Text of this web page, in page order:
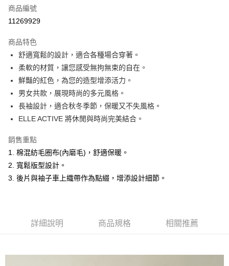
超商取貨付款
Apple Pay
悠遊付
ATM付款
運送方式
每筆NT$60，滿NT$1,500(含以上)免運費
付款後全家取貨
每筆NT$60，滿NT$1,500(含以上)免運費
商品編號
11269929
商品特色
舒適寬鬆的設計，適合各種場合穿著。
柔軟的材質，讓您感受無拘無束的自在。
鮮豔的紅色，為您的造型增添活力。
男女共款，展現時尚的多元風格。
長袖設計，適合秋冬季節，保暖又不失風格。
ELLE ACTIVE 將休閒與時尚完美結合。
銷售重點
1. 棉混紡毛圈布(內磨毛)，舒適保暖。
2. 寬鬆版型設計。
3. 後片與袖子車上織帶作為點綴，增添設計細節。
詳細說明 商品規格 相關推薦